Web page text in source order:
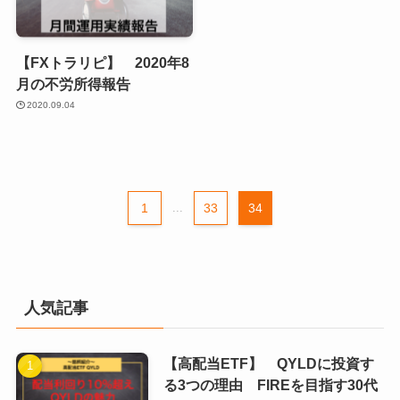
【FXトラリピ】 2020年8
月の不労所得報告
2020.09.04
1 33 34
人気記事
【高配当ETF】 QYLDに投資す
る3つの理由 FIREを目指す30代